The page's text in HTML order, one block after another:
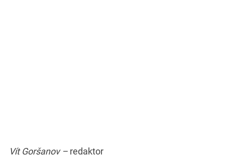
Vít Goršanov – redaktor